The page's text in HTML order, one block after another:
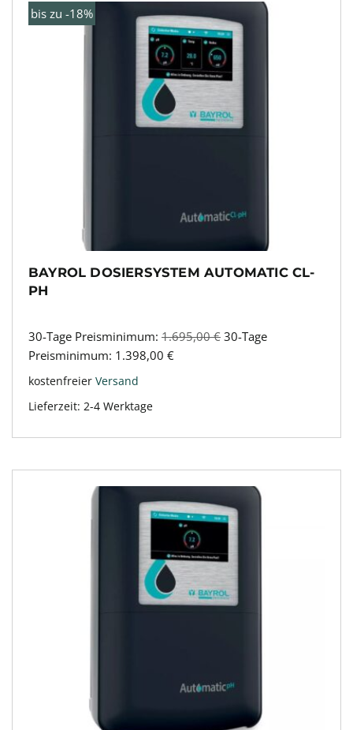
bis zu -18%
BAYROL DOSIERSYSTEM AUTOMATIC CL-
PH
30-Tage Preisminimum: 1.695,00€ 30-Tage
Preisminimum: 1.398,00 €
kostenfreier Versand
Lieferzeit: 2-4 Werktage